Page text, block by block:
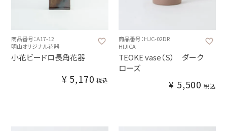
商品番号：A17-12
明山オリジナル花器
小花ビードロ長角花器
¥ 5,170 税込
商品番号：HJC-02DR
HIJICA
TEOKE vase（S） ダーク
ローズ
¥ 5,500 税込